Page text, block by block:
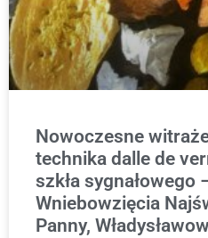
Nowoczesne
technika dalle de
szkła sygnałowego
Wniebowzięcia
Panny,